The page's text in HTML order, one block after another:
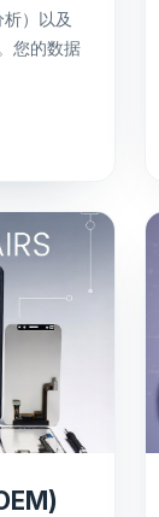
析）以及
您的数据